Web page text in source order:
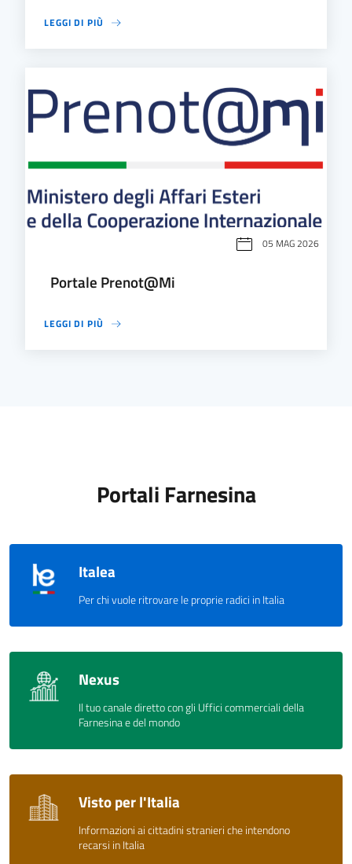
LEGGI DI PIÙ
05 MAG 2026
Portale Prenot@Mi
LEGGI DI PIÙ
Portali Farnesina
Italea
Per chi vuole ritrovare le proprie radici in Italia
Nexus
Il tuo canale diretto con gli Uffici commerciali della
Farnesina e del mondo
Visto per l'Italia
Informazioni ai cittadini stranieri che intendono
recarsi in Italia